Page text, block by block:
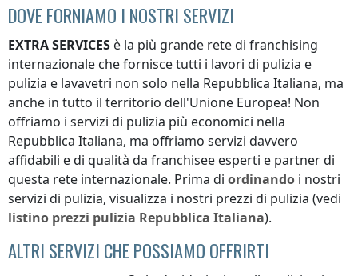
DOVE FORNIAMO I NOSTRI SERVIZI
EXTRA SERVICES è la più grande rete di franchising
internazionale che fornisce tutti i lavori di pulizia e
pulizia e lavavetri non solo nella Repubblica Italiana, ma
anche in tutto il territorio dell'Unione Europea! Non
offriamo i servizi di pulizia più economici nella
Repubblica Italiana, ma offriamo servizi davvero
affidabili e di qualità da franchisee esperti e partner di
questa rete internazionale. Prima di ordinando i nostri
servizi di pulizia, visualizza i nostri prezzi di pulizia (vedi
listino prezzi pulizia Repubblica Italiana).
ALTRI SERVIZI CHE POSSIAMO OFFRIRTI